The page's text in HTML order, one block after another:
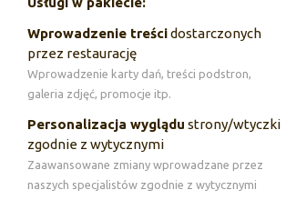
Wprowadzenie treścidostarczonych
przez restaurację
Wprowadzenie karty dań, treści podstron,
galeria zdjęć, promocje itp.
Personalizacja wyglądu strony/wtyczki
zgodnie z wytycznymi
Zaawansowane zmiany wprowadzane przez
naszych specjalistów zgodnie z wytycznymi